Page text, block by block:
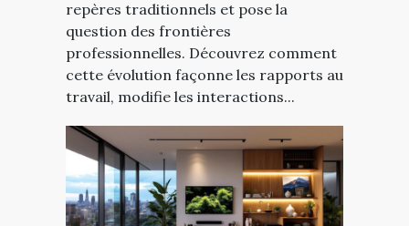
repères traditionnels et pose la
question des frontières
professionnelles. Découvrez comment
cette évolution façonne les rapports au
travail, modifie les interactions...